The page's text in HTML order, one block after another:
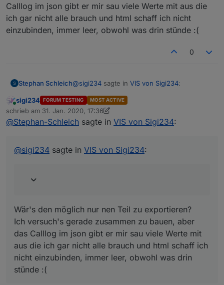
View_Hue_Sigi234.txt
Calllog im json gibt er mir sau viele Werte mit aus die
ich gar nicht alle brauch und html schaff ich nicht
einzubinden, immer leer, obwohl was drin stünde :(
0
Stephan Schleich@sigi234 sagte in VIS von Sigi234:
@ Stephan-Schleich
Sigi234 :
Ich hätte noch Interesse an deiner
Fritzbox Call View, und deiner
Fritzbox Call View:
Zu viele persönliche Daten drinnen.
Wär's den möglich nur nen Teil zu
Ich versuch's gerade zusammen zu bauen,
aber das Calllog im json gibt er mir sau viele
Online
sigi234 FORUM TESTING MOST ACTIVE
schrieb am 31. Jan. 2020, 17:36
zuletzt editiert von sigi234
@Stephan-Schleich sagte in VIS von Sigi234:
@sigi234 sagte in VIS von Sigi234:
Wär's den möglich nur nen Teil zu exportieren?
Ich versuch's gerade zusammen zu bauen, aber
das Calllog im json gibt er mir sau viele Werte mit
aus die ich gar nicht alle brauch und html schaff ich
nicht einzubinden, immer leer, obwohl was drin
stünde :(